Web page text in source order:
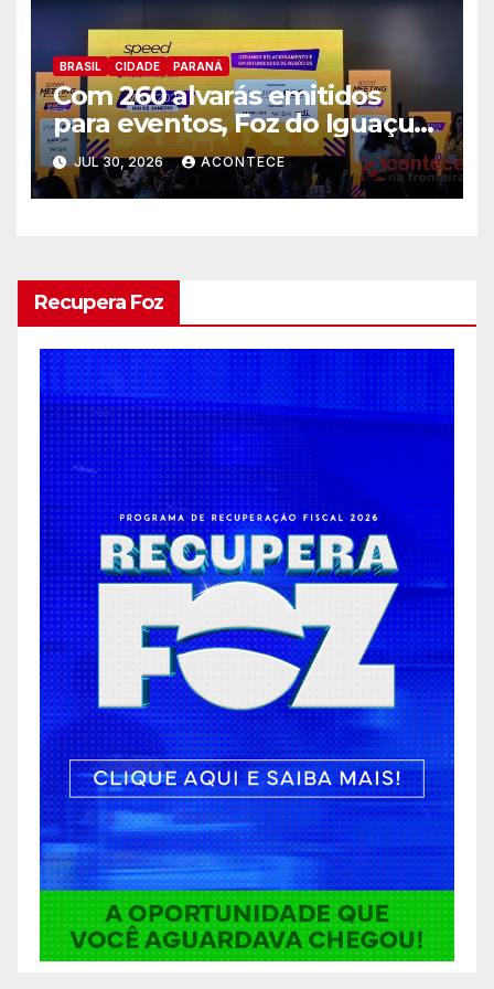
BRASIL CIDADE PARANÁ
Com 260 alvarás emitidos
para eventos, Foz do Iguaçu
busca captar mais ações MICE
no Rio de Janeiro
JUL 30, 2026 ACONTECE
Recupera Foz